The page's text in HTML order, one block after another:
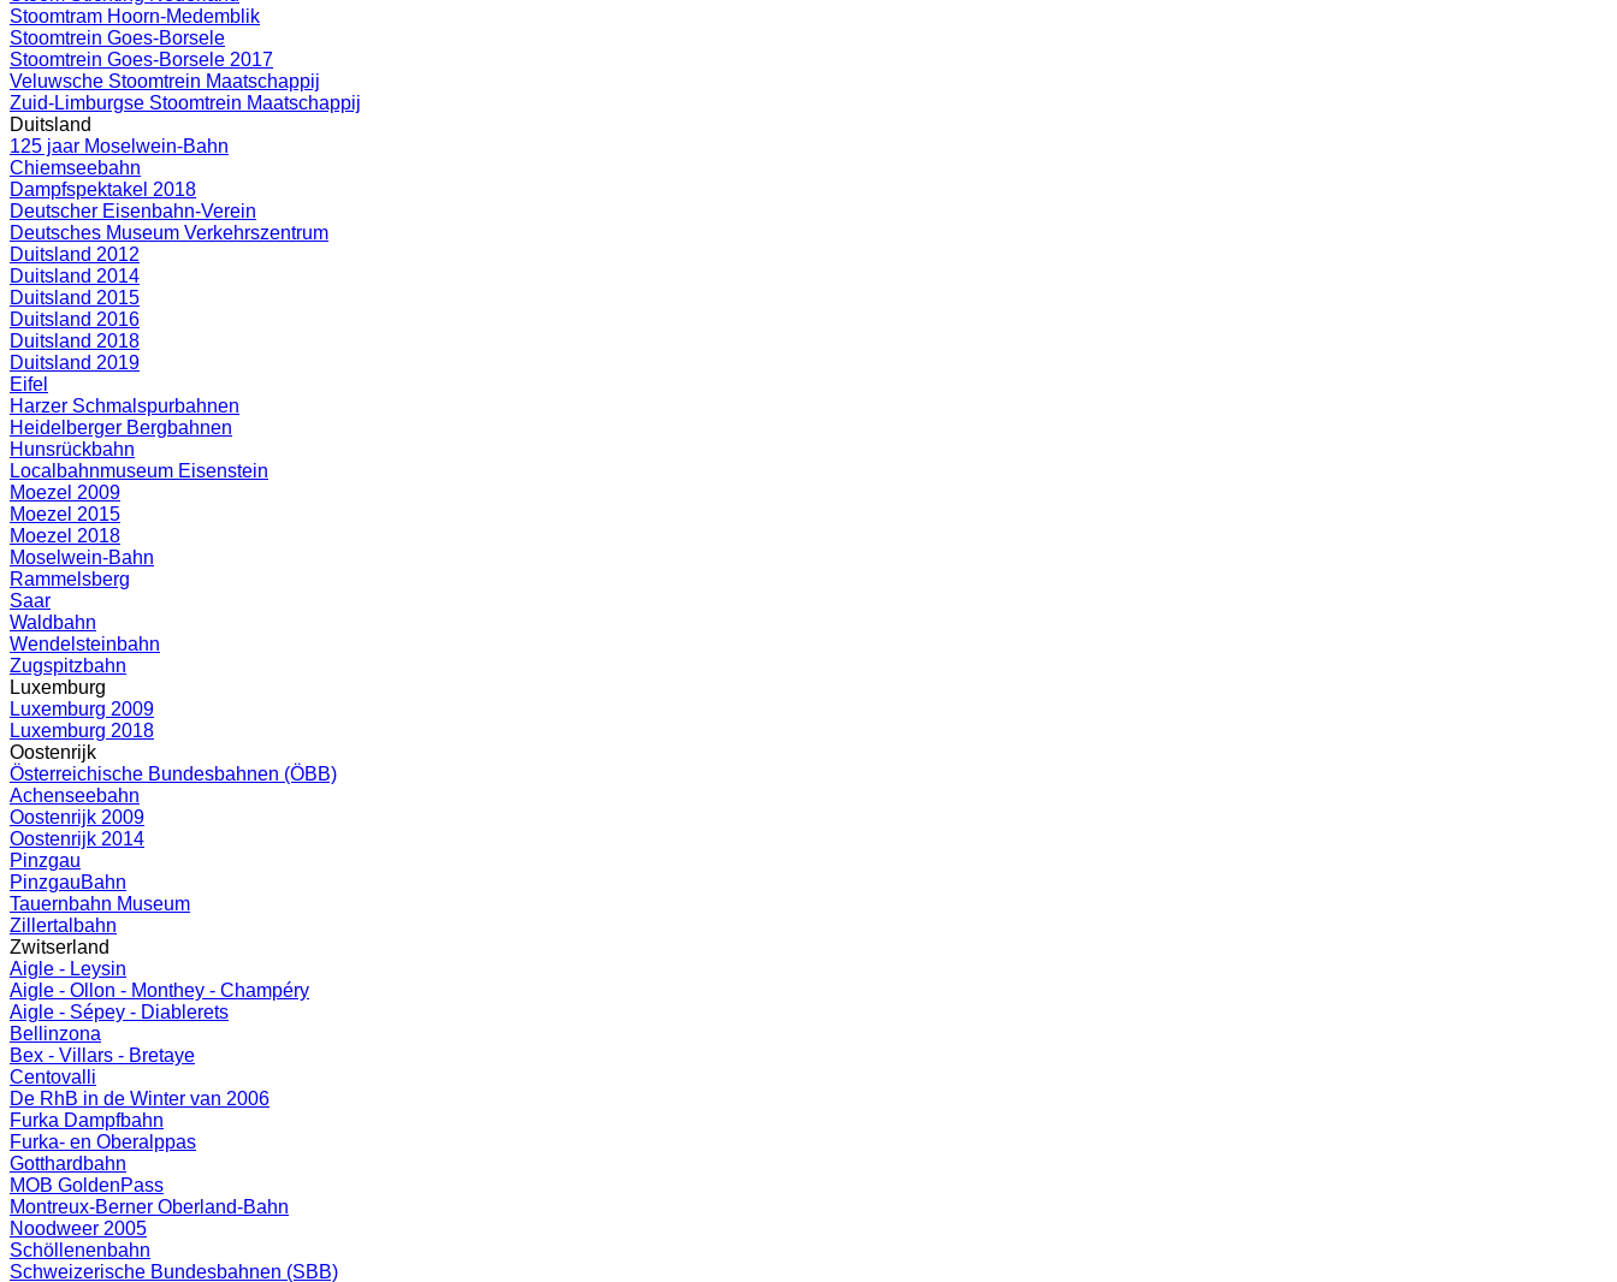
Stoomtram Hoorn-Medemblik
Stoomtrein Goes-Borsele
Stoomtrein Goes-Borsele 2017
Veluwsche Stoomtrein Maatschappij
Zuid-Limburgse Stoomtrein Maatschappij
Duitsland
125 jaar Moselwein-Bahn
Chiemseebahn
Dampfspektakel 2018
Deutscher Eisenbahn-Verein
Deutsches Museum Verkehrszentrum
Duitsland 2012
Duitsland 2014
Duitsland 2015
Duitsland 2016
Duitsland 2018
Duitsland 2019
Eifel
Harzer Schmalspurbahnen
Heidelberger Bergbahnen
Hunsrückbahn
Localbahnmuseum Eisenstein
Moezel 2009
Moezel 2015
Moezel 2018
Moselwein-Bahn
Rammelsberg
Saar
Waldbahn
Wendelsteinbahn
Zugspitzbahn
Luxemburg
Luxemburg 2009
Luxemburg 2018
Oostenrijk
Österreichische Bundesbahnen (ÖBB)
Achenseebahn
Oostenrijk 2009
Oostenrijk 2014
Pinzgau
PinzgauBahn
Tauernbahn Museum
Zillertalbahn
Zwitserland
Aigle - Leysin
Aigle - Ollon - Monthey - Champéry
Aigle - Sépey - Diablerets
Bellinzona
Bex - Villars - Bretaye
Centovalli
De RhB in de Winter van 2006
Furka Dampfbahn
Furka- en Oberalppas
Gotthardbahn
MOB GoldenPass
Montreux-Berner Oberland-Bahn
Noodweer 2005
Schöllenenbahn
Schweizerische Bundesbahnen (SBB)